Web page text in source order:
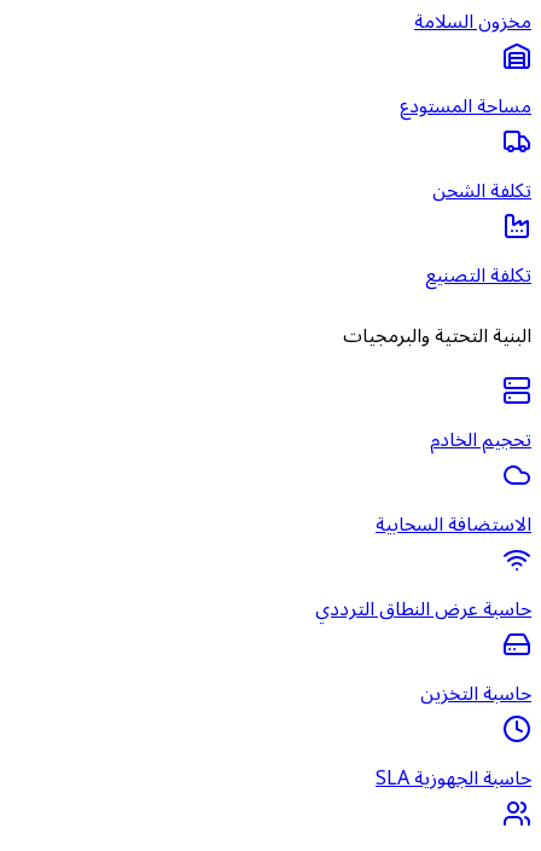
مخزون السلامة
مساحة المستودع
تكلفة الشحن
تكلفة التصنيع
البنية التحتية والبرمجيات
تحجيم الخادم
الاستضافة السحابية
حاسبة عرض النطاق الترددي
حاسبة التخزين
حاسبة الجهوزية SLA